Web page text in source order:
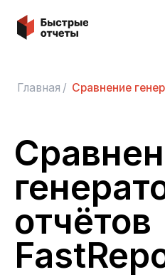
Быстрые отчеты
Главная / Сравнение
отчётов